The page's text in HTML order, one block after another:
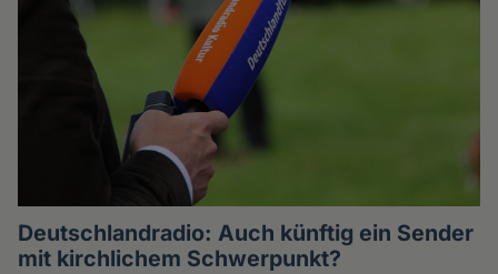
Deutschlandradio: Auch künftig ein Sender
mit kirchlichem Schwerpunkt?